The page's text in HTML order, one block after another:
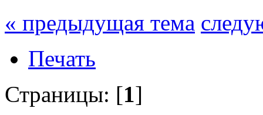
« предыдущая тема
Печать
Страницы: [1]